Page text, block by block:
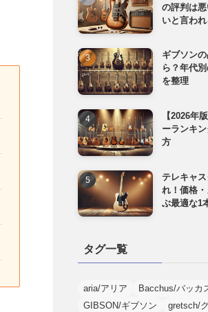
の評判は
いと言わ
ギブソン
ら？年代
を整理
【2026年
ーランキ
方
テレキャ
れ！価格
ぶ最適な1
タグ一覧
aria/アリア
Bacchus/バッカ
GIBSON/ギブソン
gretsch/